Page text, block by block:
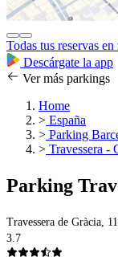
Todas tus reservas en
Descárgate la app
Ver más parkings
Home
> España
> Parking
> Travessera -
Parking
Travessera de Gràcia,
3.7